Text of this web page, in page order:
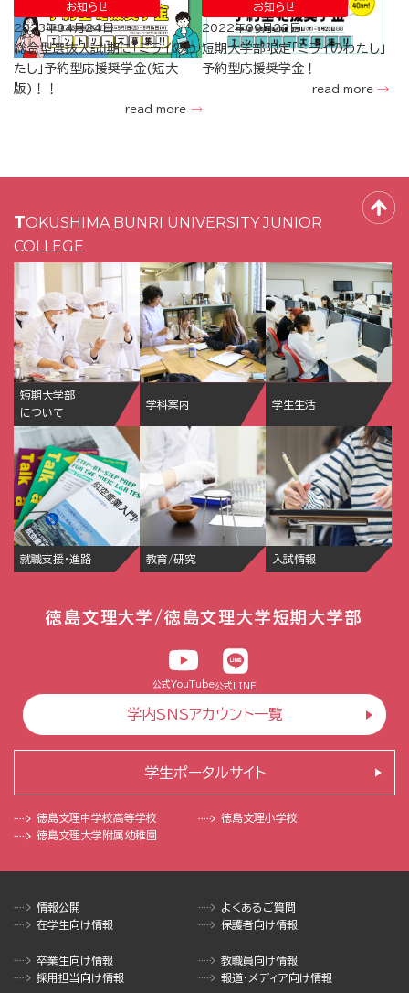
お知らせ
2023年04月24日
総合型選抜入試Ⅰ期に｢ミライのわ
たし｣予約型応援奨学金(短大
版)！！
read more
お知らせ
2022年09月22日
短期大学部限定「ミライのわたし」
予約型応援奨学金！
read more
TOKUSHIMA BUNRI UNIVERSITY JUNIOR
COLLEGE
短期大学部
について
学科案内 学生生活
就職支援・進路 教育/研究 入試情報
徳島文理大学/徳島文理大学短期大学部
公式YouTube公式LINE
学内SNSアカウント一覧
徳島文理中学校高等学校
徳島文理小学校
徳島文理大学附属幼稚園
学生ポータルサイト
情報公開
よくあるご質問
在学生向け情報
保護者向け情報
卒業生向け情報
教職員向け情報
採用担当向け情報
報道・メディア向け情報